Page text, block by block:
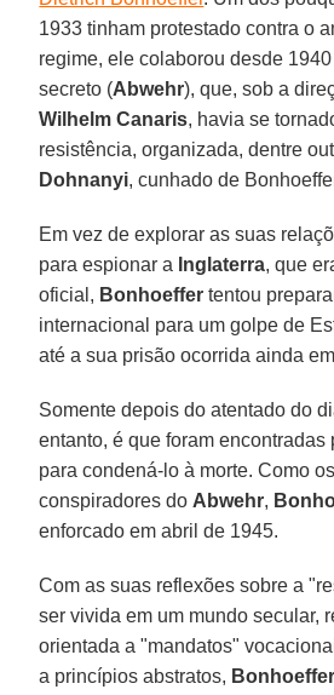
1933 tinham protestado contra o
regime, ele colaborou desde
secreto (Abwehr), que, sob a
Wilhelm Canaris, havia se
resistência, organizada, dentre
Dohnanyi, cunhado de
Em vez de explorar as suas
para espionar a Inglaterra, que
oficial, Bonhoeffer tentou
internacional para um golpe de
até a sua prisão ocorrida ainda
Somente depois do atentado do
entanto, é que foram encontradas
para condená-lo à morte. Como
conspiradores do Abwehr,
enforcado em abril de 1945.
Com as suas reflexões sobre a
ser vivida em um mundo secular,
orientada a "mandatos"
a princípios abstratos, Bonhoeffer